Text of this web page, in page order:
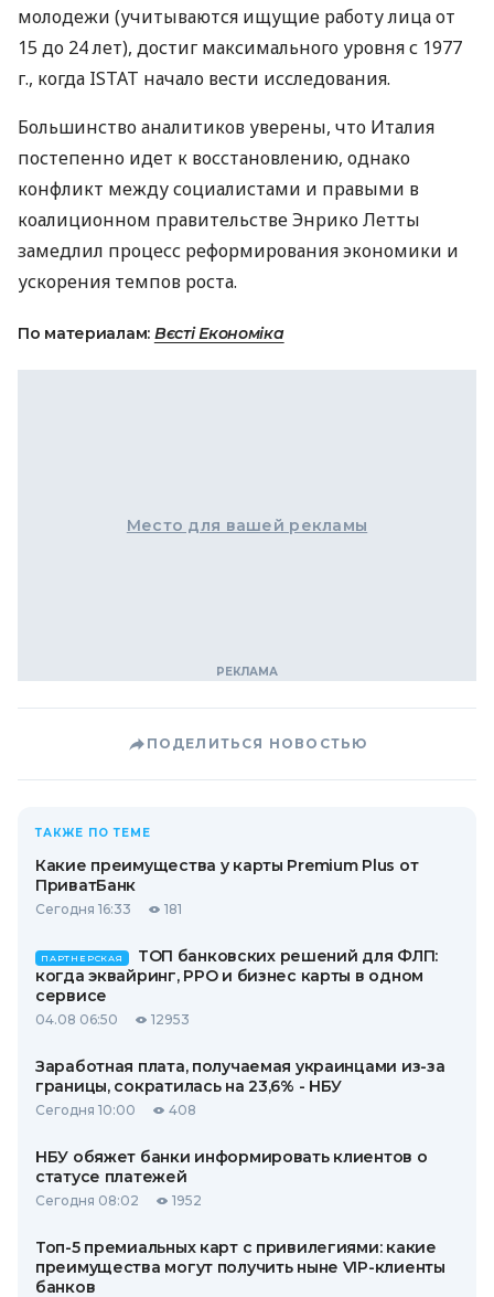
молодежи (учитываются ищущие работу лица от
15 до 24 лет), достиг максимального уровня с 1977
г., когда ISTAT начало вести исследования.
Большинство аналитиков уверены, что Италия
постепенно идет к восстановлению, однако
конфликт между социалистами и правыми в
коалиционном правительстве Энрико Летты
замедлил процесс реформирования экономики и
ускорения темпов роста.
По материалам: Вєсті Економіка
Место для вашей рекламы
ПОДЕЛИТЬСЯ НОВОСТЬЮ
ТАКЖЕ ПО ТЕМЕ
Какие преимущества у карты Premium Plus от
ПриватБанк
Сегодня 16:33 181
ПАРТНЕРСКАЯ
ТОП банковских решений для ФЛП:
когда эквайринг, РРО и бизнес карты в одном
сервисе
04.08 06:50 12953
Заработная плата, получаемая украинцами из-за
границы, сократилась на 23,6% - НБУ
Сегодня 10:00 408
НБУ обяжет банки информировать клиентов о
статусе платежей
Сегодня 08:02 1952
Топ-5 премиальных карт с привилегиями: какие
преимущества могут получить ныне VIP-клиенты
банков